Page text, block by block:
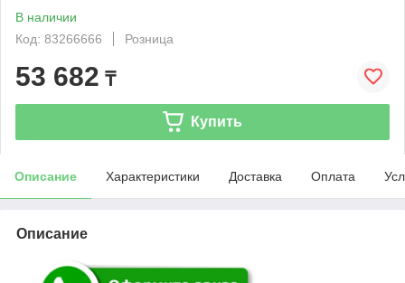
В наличии
Код: 83266666
Розница
53 682 ₸
Купить
Описание Характеристики Доставка Оплата
Описание